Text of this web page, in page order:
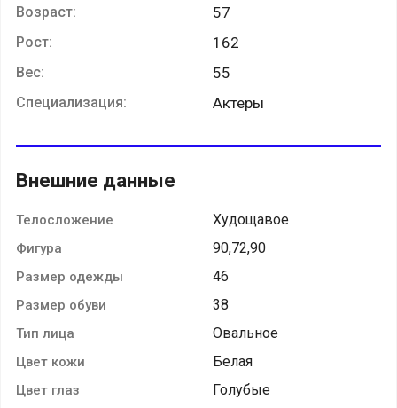
Возраст: 57
Рост: 162
Вес: 55
Специализация: Актеры
Внешние данные
Телосложение Худощавое
Фигура 90,72,90
Размер одежды 46
Размер обуви 38
Тип лица Овальное
Цвет кожи Белая
Цвет глаз Голубые